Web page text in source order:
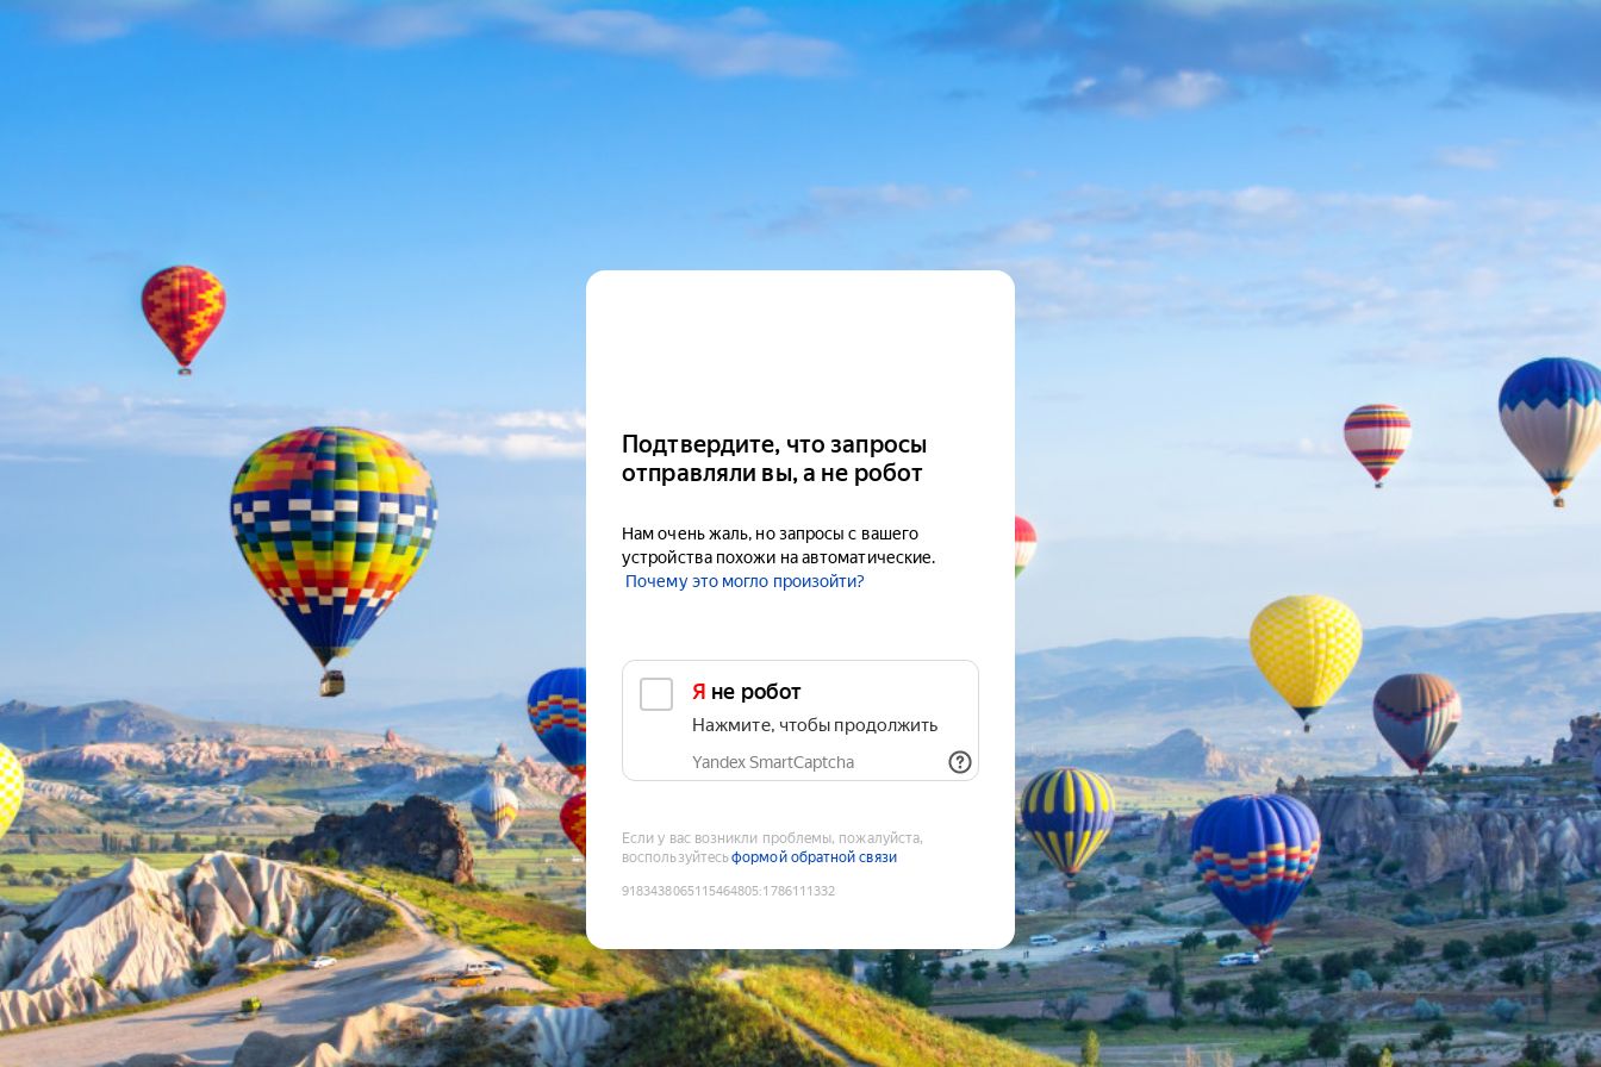
Подтвердите, что запросы
отправляли вы, а не робот
Нам очень жаль, но запросы с вашего
устройства похожи на автоматические.
Почему это могло произойти?
Я не робот
Нажмите, чтобы продолжить
Yandex SmartCaptcha
Если у вас возникли проблемы, пожалуйста,
воспользуйтесьформой обратной связи
9183438065115464805:1786111332